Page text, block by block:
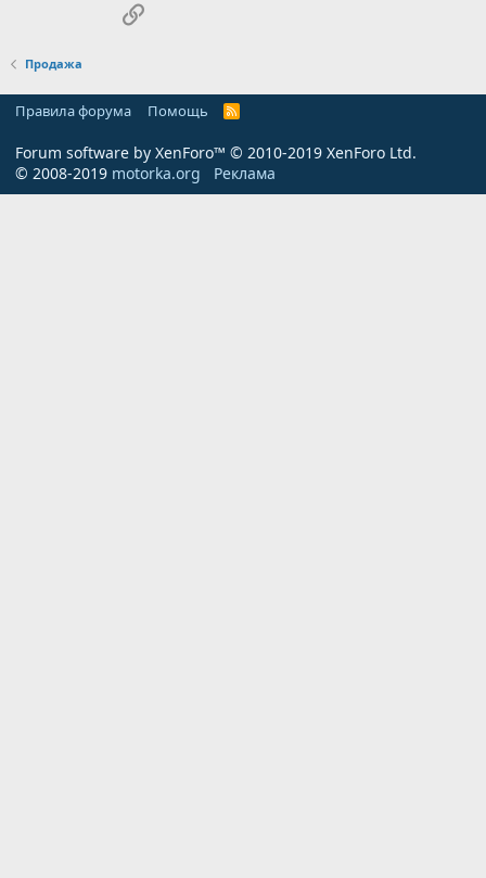
Ссылка
Продажа
Правила форума Помощь
R
Forum software by XenForo™ © 2010-2019 XenForo Ltd.
© 2008-2019 motorka.org Реклама